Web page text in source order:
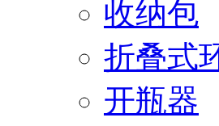
收纳包
折叠式
开瓶器